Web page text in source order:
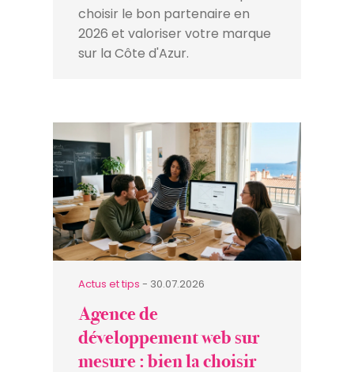
choisir le bon partenaire en
2026 et valoriser votre marque
sur la Côte d'Azur.
Actus et tips - 30.07.2026
Agence de
développement web sur
mesure : bien la choisir